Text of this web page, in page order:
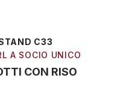
C33
A SOCIO UNICO
CON RISO